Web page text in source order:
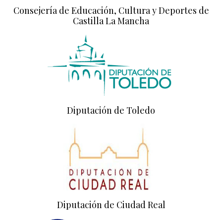
Consejería de Educación, Cultura y Deportes de
Castilla La Mancha
Diputación de Toledo
Diputación de Ciudad Real